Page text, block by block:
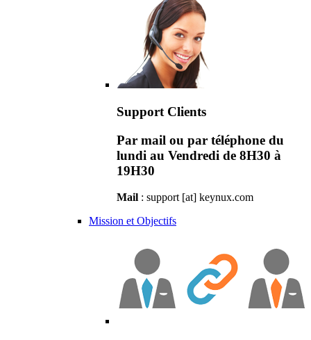
Support Clients
Par mail ou par téléphone du
lundi au Vendredi de 8H30 à
19H30
Mail : support [at] keynux.com
Mission et Objectifs